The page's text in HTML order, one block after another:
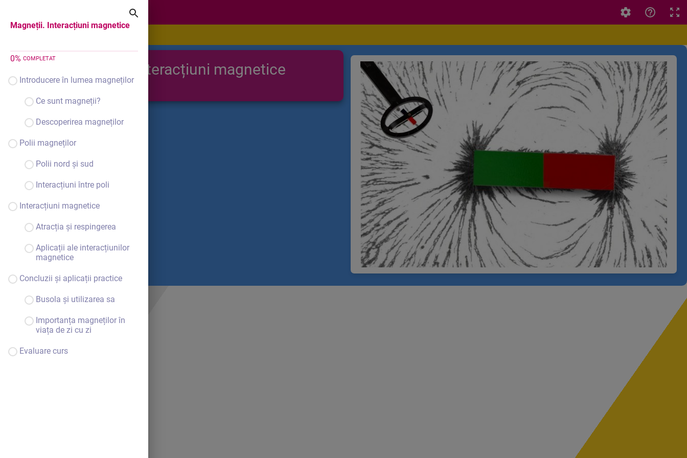
Magneții. Interacțiuni magnetice
0% COMPLETAT
Introducere în lumea magneților
Ce sunt magneții?
Descoperirea magneților
Polii magneților
Polii nord și sud
Interacțiuni între poli
Interacțiuni magnetice
Atracția și respingerea
Aplicații ale interacțiunilor
magnetice
Concluzii și aplicații practice
Busola și utilizarea sa
Importanța magneților în
viața de zi cu zi
Evaluare curs
Magneții. Interacțiuni magnetice
Magneții. Interacțiuni magnetice